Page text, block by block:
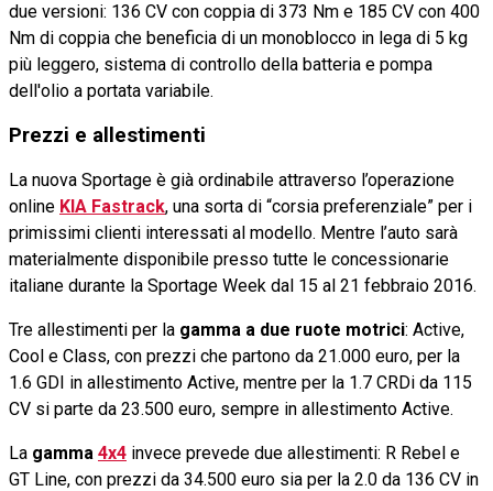
due versioni: 136 CV con coppia di 373 Nm e 185 CV con 400
Nm di coppia che beneficia di un monoblocco in lega di 5 kg
più leggero, sistema di controllo della batteria e pompa
dell'olio a portata variabile.
Prezzi e allestimenti
La nuova Sportage è già ordinabile attraverso l’operazione
online KIA Fastrack, una sorta di “corsia preferenziale” per i
primissimi clienti interessati al modello. Mentre l’auto sarà
materialmente disponibile presso tutte le concessionarie
italiane durante la Sportage Week dal 15 al 21 febbraio 2016.
Tre allestimenti per la gamma a due ruote motrici: Active,
Cool e Class, con prezzi che partono da 21.000 euro, per la
1.6 GDI in allestimento Active, mentre per la 1.7 CRDi da 115
CV si parte da 23.500 euro, sempre in allestimento Active.
La gamma 4x4 invece prevede due allestimenti: R Rebel e
GT Line, con prezzi da 34.500 euro sia per la 2.0 da 136 CV in